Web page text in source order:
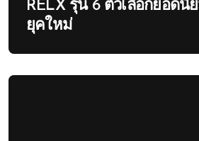
RELX รุ่น 6 ตัวเลือกยอดนิ
ยุคใหม่